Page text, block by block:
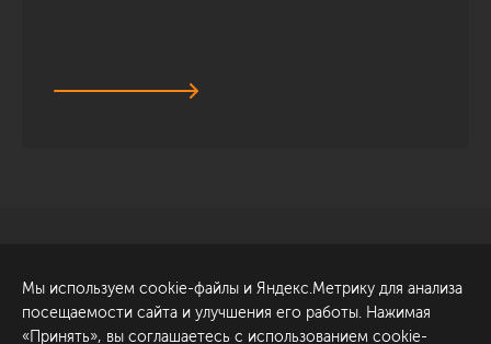
Обсудить проект
ул. Академика Павлова, 6
к1
Мы используем cookie-файлы и Яндекс.Метрику для анализа
посещаемости сайта и улучшения его работы. Нажимая
«Принять», вы соглашаетесь с использованием cookie-